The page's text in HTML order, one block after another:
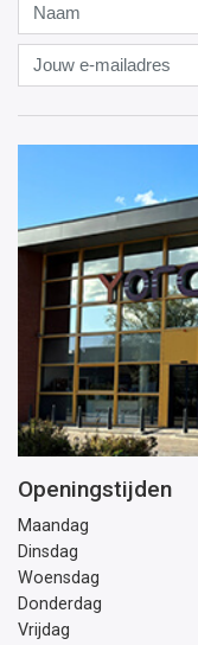
Jouw
e-
mailadres
Openingstijden
Maandag
Dinsdag
Woensdag
Donderdag
Vrijdag